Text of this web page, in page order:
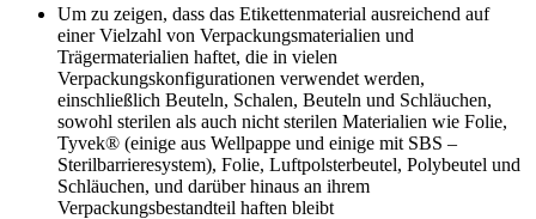
Um zu zeigen, dass das Etikettenmaterial ausreichend auf
einer Vielzahl von Verpackungsmaterialien und
Trägermaterialien haftet, die in vielen
Verpackungskonfigurationen verwendet werden,
einschließlich Beuteln, Schalen, Beuteln und Schläuchen,
sowohl sterilen als auch nicht sterilen Materialien wie Folie,
Tyvek® (einige aus Wellpappe und einige mit SBS –
Sterilbarrieresystem), Folie, Luftpolsterbeutel, Polybeutel und
Schläuchen, und darüber hinaus an ihrem
Verpackungsbestandteil haften bleibt